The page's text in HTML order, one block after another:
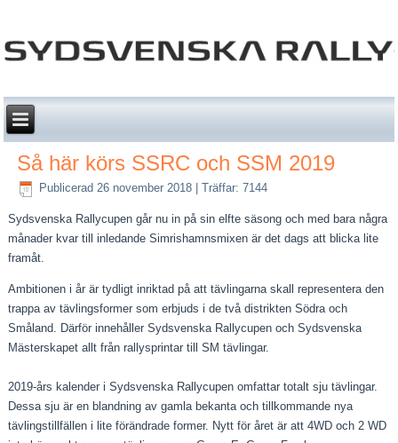
Så här körs SSRC och SSM 2019
Publicerad 26 november 2018 |Träffar: 7144
Sydsvenska Rallycupen går nu in på sin elfte säsong och med bara några
månader kvar till inledande Simrishamnsmixen är det dags att blicka lite
framåt.
Ambitionen i år är tydligt inriktad på att tävlingarna skall representera den
trappa av tävlingsformer som erbjuds i de två distrikten Södra och
Småland. Därför innehåller Sydsvenska Rallycupen och Sydsvenska
Mästerskapet allt från rallysprintar till SM tävlingar.
2019-års kalender i Sydsvenska Rallycupen omfattar totalt sju tävlingar.
Dessa sju är en blandning av gamla bekanta och tillkommande nya
tävlingstillfällen i lite förändrade former. Nytt för året är att 4WD och 2 WD